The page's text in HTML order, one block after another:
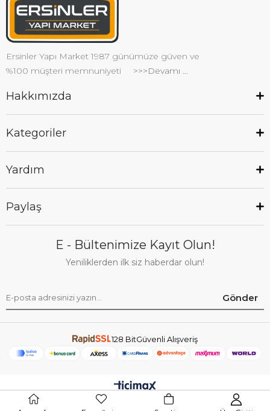
Ersinler Yapı Market 1987 günümüze güven ve
%100 müşteri memnuniyeti
>>>Devamı ...
Hakkımızda
Kategoriler
Yardım
Paylaş
E - Bültenimize Kayıt Olun!
Yeniliklerden ilk siz haberdar olun!
Gönder
128 BitGüvenli Alışveriş